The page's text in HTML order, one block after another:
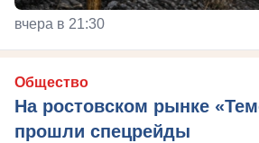
вчера в 21:30
Общество
На ростовском рынке
прошли спецрейды